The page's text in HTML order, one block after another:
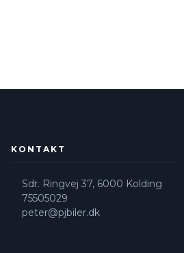
KONTAKT
Sdr. Ringvej 37, 6000 Kolding​
75505029
peter@pjbiler.dk